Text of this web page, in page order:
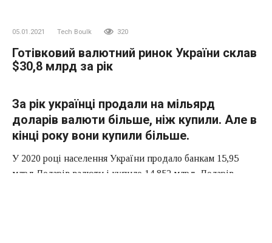
05.01.2021 Tech Boulk 320
Готівковий валютний ринок України склав
$30,8 млрд за рік
За рік українці продали на мільярд
доларів валюти більше, ніж купили. Але в
кінці року вони купили більше.
У 2020 році населення України продало банкам 15,95
млрд.Доларів валюти і купило 14,852 млрд. Доларів,